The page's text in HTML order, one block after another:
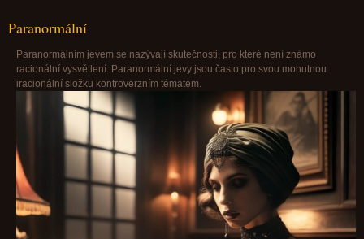
Paranormální
Paranormálním jevem se nazývají skutečnosti, pro které není známo
racionální vysvětlení. Paranormální jevy jsou často pro svou mohutnou
iracionální složku kontroverzním tématem.